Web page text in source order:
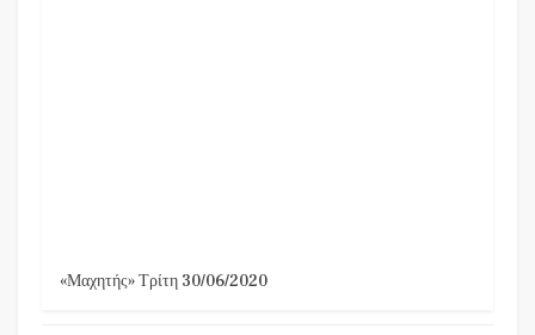
«Μαχητής» Τρίτη 30/06/2020